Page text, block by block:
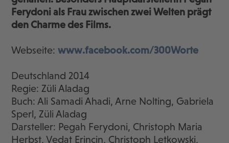
Ferydoni als Frau zwischen zwei Welten prägt
den Charme des Films.
Webseite:www.facebook.com/300Worte
Deutschland 2014
Regie: Züli Aladag
Buch: Ali Samadi Ahadi, Arne Nolting, Gabriela
Sperl, Züli Aladag
Darsteller: Pegah Ferydoni, Christoph Maria
Herbst, Vedat Erincin, Christoph Letkowski,